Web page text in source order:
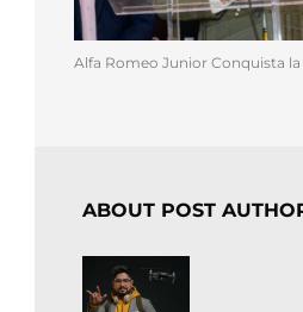
Alfa Romeo Junior Conquista la
ABOUT POST